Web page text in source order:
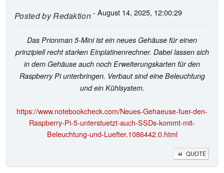
Posted byRedaktion- August 14, 2025, 12:00:29
Das Prionman 5-Mini ist ein neues Gehäuse für einen
prinzipiell recht starken Einplatinenrechner. Dabei lassen sich
in dem Gehäuse auch noch Erweiterungskarten für den
Raspberry Pi unterbringen. Verbaut sind eine Beleuchtung
und ein Kühlsystem.
https://www.notebookcheck.com/Neues-Gehaeuse-fuer-den-
Raspberry-Pi-5-unterstuetzt-auch-SSDs-kommt-mit-
Beleuchtung-und-Luefter.1086442.0.html
QUOTE